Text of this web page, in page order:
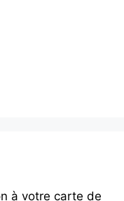
à votre carte de